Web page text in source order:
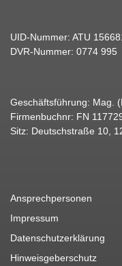
UID-Nummer: ATU
DVR-Nummer: 0774 995
Geschäftsführung: Mag.
Firmenbuchnr: FN
Sitz: Deutschstraße 10,
Ansprechpersonen
Impressum
Datenschutzerklärung
Hinweisgeberschutz